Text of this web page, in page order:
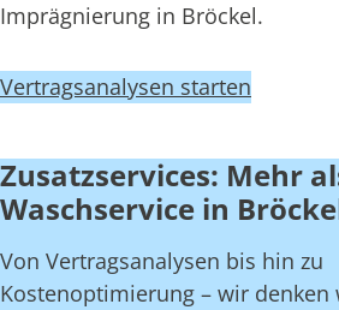
Imprägnierung in Bröckel.
Vertragsanalysen starten
Zusatzservices: Mehr
Waschservice in
Von Vertragsanalysen bis hin zu
Kostenoptimierung – wir